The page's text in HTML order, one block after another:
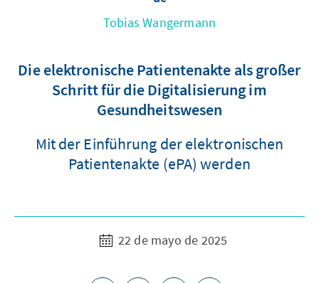
Tobias Wangermann
Die elektronische Patientenakte als großer
Schritt für die Digitalisierung im
Gesundheitswesen
Mit der Einführung der elektronischen
Patientenakte (ePA) werden
22 de mayo de 2025